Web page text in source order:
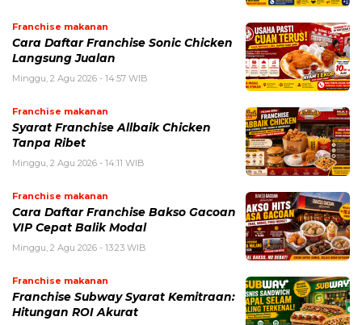
Franchise makanan
Cara Daftar Franchise Sonic Chicken
Langsung Jualan
Minggu, 2 Agu 2026 - 14:57 WIB
Franchise makanan
Syarat Franchise Allbaik Chicken
Tanpa Ribet
Minggu, 2 Agu 2026 - 14:11 WIB
Franchise makanan
Cara Daftar Franchise Bakso Gacoan
VIP Cepat Balik Modal
Minggu, 2 Agu 2026 - 13:23 WIB
Franchise makanan
Franchise Subway Syarat Kemitraan:
Hitungan ROI Akurat